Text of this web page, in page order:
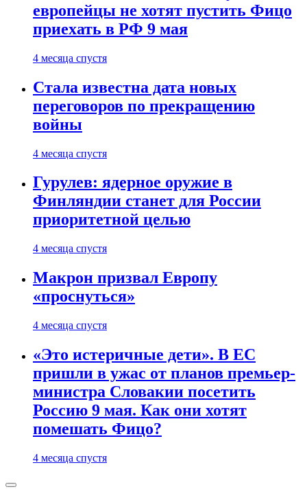
европейцы не хотят пустить Фицо
приехать в РФ 9 мая
4 месяца спустя
Стала известна дата новых
переговоров по прекращению
войны
4 месяца спустя
Гурулев: ядерное оружие в
Финляндии станет для России
приоритетной целью
4 месяца спустя
Макрон призвал Европу
«проснуться»
4 месяца спустя
«Это истеричные дети». В ЕС
пришли в ужас от планов премьер-
министра Словакии посетить
Россию 9 мая. Как они хотят
помешать Фицо?
4 месяца спустя